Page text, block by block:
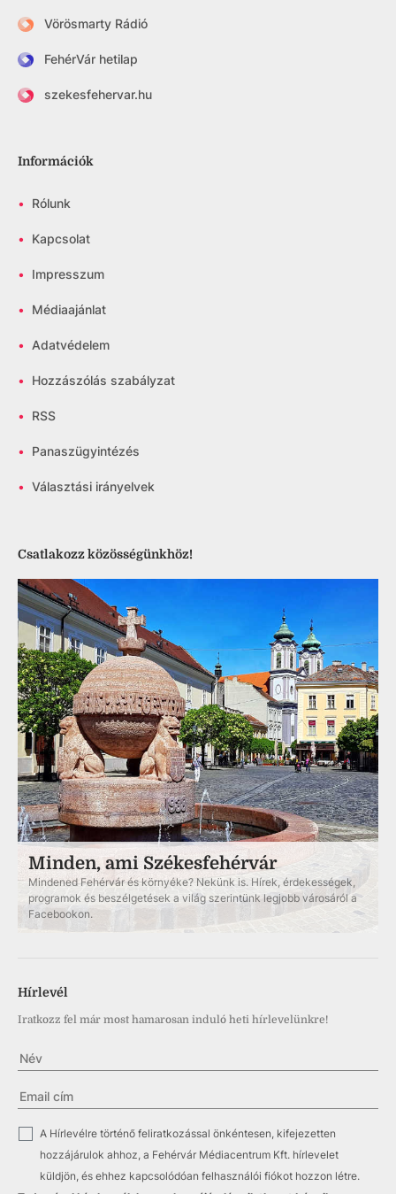
Vörösmarty Rádió
FehérVár hetilap
szekesfehervar.hu
Információk
• Rólunk
• Kapcsolat
• Impresszum
• Médiaajánlat
• Adatvédelem
• Hozzászólás szabályzat
• RSS
• Panaszügyintézés
• Választási irányelvek
Csatlakozz közösségünkhöz!
Minden, ami Székesfehérvár
Mindened Fehérvár és környéke? Nekünk is. Hírek, érdekességek,
programok és beszélgetések a világ szerintünk legjobb városáról a
Facebookon.
Hírlevél
Iratkozz fel már most hamarosan induló heti hírlevelünkre!
A Hírlevélre történő feliratkozással önkéntesen, kifejezetten
hozzájárulok ahhoz, a Fehérvár Médiacentrum Kft. hírlevelet
küldjön, és ehhez kapcsolódóan felhasználói fiókot hozzon létre.